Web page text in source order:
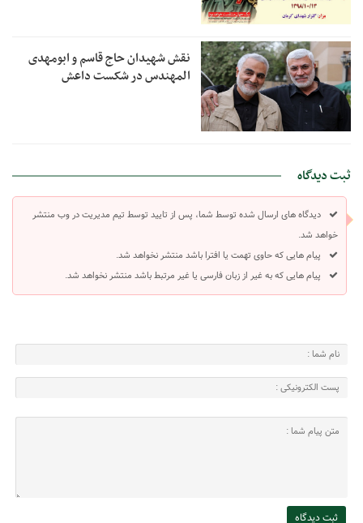
نقش شهیدان حاج قاسم و ابومهدی
المهندس در شکست داعش
ثبت دیدگاه
دیدگاه های ارسال شده توسط شما، پس از تایید توسط تیم مدیریت در وب منتشر
خواهد شد.
پیام هایی که حاوی تهمت یا افترا باشد منتشر نخواهد شد.
پیام هایی که به غیر از زبان فارسی یا غیر مرتبط باشد منتشر نخواهد شد.